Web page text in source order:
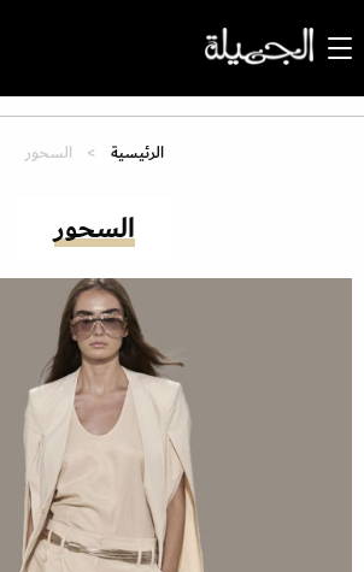
الرئيسية السحور
السحور